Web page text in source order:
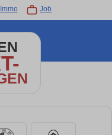
Immo Job